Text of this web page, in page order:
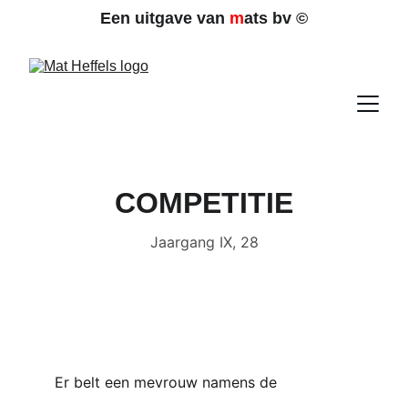
Een uitgave van mats bv ©
COMPETITIE
Jaargang IX, 28
Er belt een mevrouw namens de